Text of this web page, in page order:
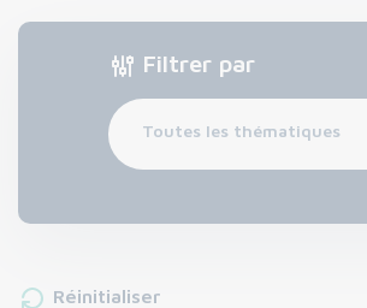
Filtrer par
Toutes les thématiques
Réinitialiser